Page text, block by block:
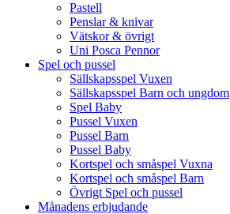
Pastell
Penslar & knivar
Vätskor & övrigt
Uni Posca Pennor
Spel och pussel
Sällskapsspel Vuxen
Sällskapsspel Barn och ungdom
Spel Baby
Pussel Vuxen
Pussel Barn
Pussel Baby
Kortspel och småspel Vuxna
Kortspel och småspel Barn
Övrigt Spel och pussel
Månadens erbjudande